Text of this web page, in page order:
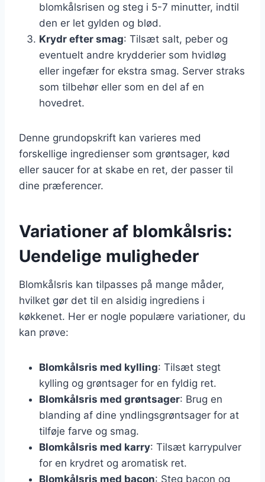
blomkålsrisen og steg i 5-7 minutter, indtil
den er let gylden og blød.
Krydr efter smag: Tilsæt salt, peber og
eventuelt andre krydderier som hvidløg
eller ingefær for ekstra smag. Server straks
som tilbehør eller som en del af en
hovedret.
Denne grundopskrift kan varieres med
forskellige ingredienser som grøntsager, kød
eller saucer for at skabe en ret, der passer til
dine præferencer.
Variationer af blomkålsris:
Uendelige muligheder
Blomkålsris kan tilpasses på mange måder,
hvilket gør det til en alsidig ingrediens i
køkkenet. Her er nogle populære variationer, du
kan prøve:
Blomkålsris med kylling: Tilsæt stegt
kylling og grøntsager for en fyldig ret.
Blomkålsris med grøntsager: Brug en
blanding af dine yndlingsgrøntsager for at
tilføje farve og smag.
Blomkålsris med karry: Tilsæt karrypulver
for en krydret og aromatisk ret.
Blomkålsris med bacon: Steg bacon og